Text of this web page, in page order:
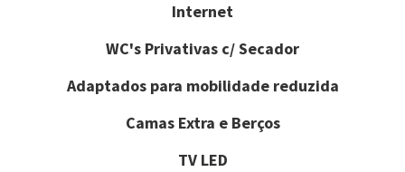
Internet
WC's Privativas c/ Secador
Adaptados para mobilidade reduzida
Camas Extra e Berços
TV LED